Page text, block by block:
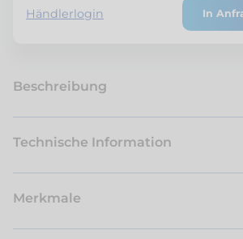
Händlerlogin In
Beschreibung
Technische Information
Merkmale